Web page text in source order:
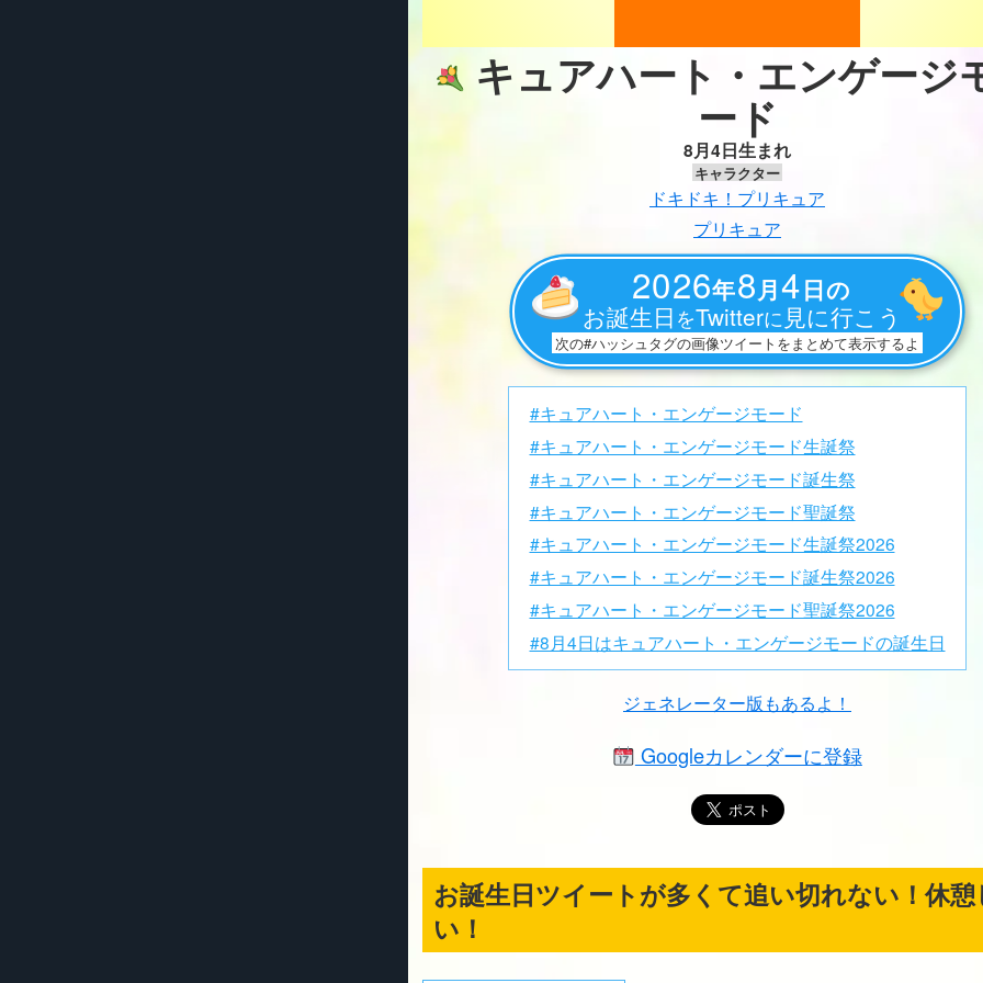
キュアハート・エンゲージ
ード
8月4日生まれ
キャラクター
ドキドキ！プリキュア
プリキュア
2026年8月4日の
お誕生日をTwitterに見に行こう
次の#ハッシュタグの画像ツイートをまとめて表示するよ
#キュアハート・エンゲージモード
#キュアハート・エンゲージモード生誕祭
#キュアハート・エンゲージモード誕生祭
#キュアハート・エンゲージモード聖誕祭
#キュアハート・エンゲージモード生誕祭2026
#キュアハート・エンゲージモード誕生祭2026
#キュアハート・エンゲージモード聖誕祭2026
#8月4日はキュアハート・エンゲージモードの誕生日
ジェネレーター版もあるよ！
Googleカレンダーに登録
お誕生日ツイートが多くて追い切れない！休
い！